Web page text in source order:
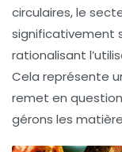
circulaires, le
significativement
rationalisant
Cela représente
remet en
gérons les